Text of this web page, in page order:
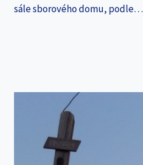
sále sborového domu, podle…